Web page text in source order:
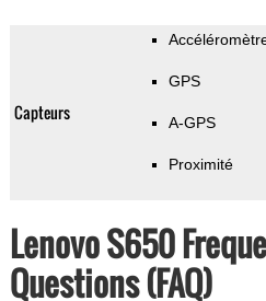
Capteurs
GPS
A-GPS
Proximité
Lenovo S650
Questions (FAQ)